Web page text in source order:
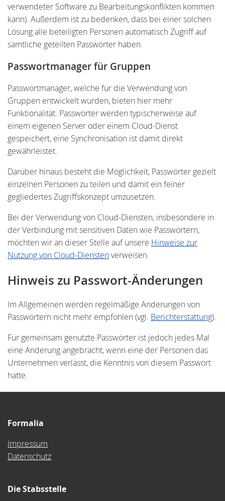
verwendeter Software zu Bearbeitungskonflikten kommen
kann). Außerdem ist zu bedenken, dass bei einer solchen
Lösung alle beteiligten Personen automatisch Zugriff auf
sämtliche geteilten Passwörter haben.
Passwortmanager für Gruppen
Passwortmanager, welche für die Verwendung von
Gruppen entwickelt wurden, bieten hier mehr
Funktionalität. Passwörter werden typischerweise auf
einem eigenen Server oder einem Cloud-Dienst
gespeichert, eine Synchronisation ist damit direkt
gewährleistet.
Darüber hinaus besteht die Möglichkeit, Passwörter gezielt
einzelnen Personen zu teilen und damit ein feiner
gegliedertes Zugriffskonzept umzusetzen.
Bei der Verwendung von Cloud-Diensten, insbesondere in
der Verbindung mit sensitiven Daten wie Passwörtern,
möchten wir an dieser Stelle auf unsere Hinweise zur
Nutzung von Cloud-Dienstenverweisen.
Hinweis zu Passwort-Änderungen
Im Allgemeinen werden regelmäßige Änderungen von
Passwörtern nicht mehr empfohlen (vgl. Berichterstattung).
Für gemeinsam genutzte Passwörter ist jedoch jedes Mal
eine Änderung angebracht, wenn eine der Personen das
Unternehmen verlässt, die Kenntnis von diesem Passwort
hatte.
Formalia
Impressum
Datenschutz
Die Stabsstelle